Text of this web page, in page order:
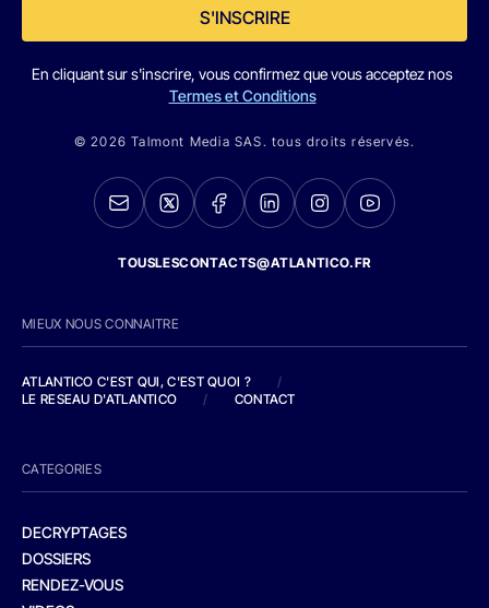
S'INSCRIRE
En cliquant sur s'inscrire, vous confirmez que vous acceptez nos
Termes et Conditions
© 2026 Talmont Media SAS. tous droits réservés.
TOUSLESCONTACTS@ATLANTICO.FR
MIEUX NOUS CONNAITRE
ATLANTICO C'EST QUI, C'EST QUOI ?
/
LE RESEAU D'ATLANTICO
/ CONTACT
CATEGORIES
DECRYPTAGES
DOSSIERS
RENDEZ-VOUS